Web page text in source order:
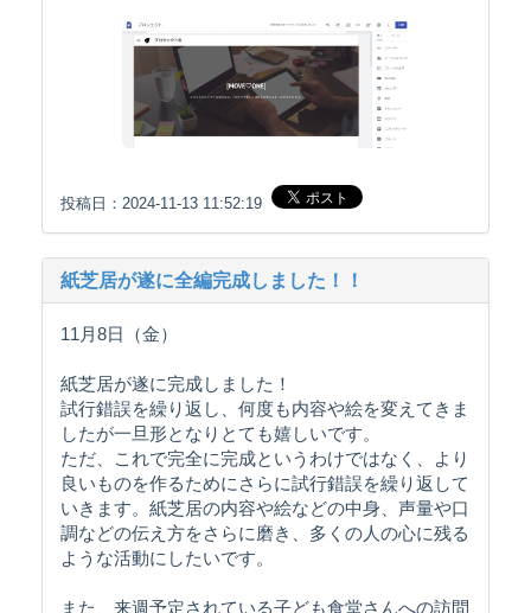
投稿日：2024-11-13 11:52:19
紙芝居が遂に全編完成しました！！
11月8日（金）
紙芝居が遂に完成しました！
試行錯誤を繰り返し、何度も内容や絵を変えてきま
したが一旦形となりとても嬉しいです。
ただ、これで完全に完成というわけではなく、より
良いものを作るためにさらに試行錯誤を繰り返して
いきます。紙芝居の内容や絵などの中身、声量や口
調などの伝え方をさらに磨き、多くの人の心に残る
ような活動にしたいです。
また、来週予定されている子ども食堂さんへの訪問